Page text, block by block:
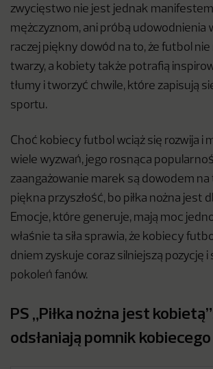
zwycięstwo nie jest jednak
mężczyznom, ani próbą udowodnienia
raczej piękny dowód na to, że futbol nie
twarzy, a kobiety także potrafią
tłumy i tworzyć chwile, które zapisują
sportu.
Choć kobiecy futbol wciąż się rozwija i
wiele wyzwań, jego rosnąca
zaangażowanie marek są dowodem na
piękna przyszłość, bo piłka nożna jest
Emocje, które generuje, mają moc
właśnie ta siła sprawia, że kobiecy
dniem zyskuje coraz silniejszą pozycję
pokoleń fanów.
PS „Piłka nożna jest
odsłaniają pomnik